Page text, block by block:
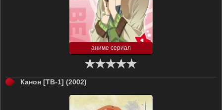
аниме сериал
Канон [ТВ-1] (2002)